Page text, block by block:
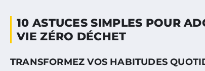
10 ASTUCES SIMPLES POUR
VIE ZÉRO DÉCHET
TRANSFORMEZ VOS HABITUDES